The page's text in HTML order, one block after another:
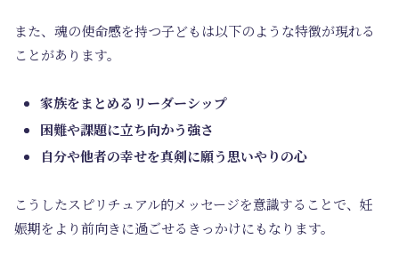
また、魂の使命感を持つ子どもは以下のような特徴が現れる
ことがあります。
家族をまとめるリーダーシップ
困難や課題に立ち向かう強さ
自分や他者の幸せを真剣に願う思いやりの心
こうしたスピリチュアル的メッセージを意識することで、妊
娠期をより前向きに過ごせるきっかけにもなります。